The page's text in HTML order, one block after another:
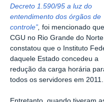
Decreto 1.590/95 a luz do
entendimento dos órgãos de
controle”, foi mencionado
CGU no Rio Grande do Norte
constatou que o Instituto
daquele Estado concedeu a
redução da carga horária
todos os servidores em 2011.